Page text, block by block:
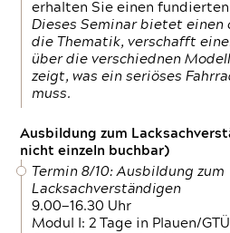
erhalten Sie einen
Dieses Seminar bietet
die Thematik, verschafft
über die verschiednen
zeigt, was ein seriöses
muss.
Ausbildung zum
nicht einzeln buchbar)
Termin 8/10: Ausbildung zum
Lacksachverständigen
9.00—16.30 Uhr
Modul I: 2 Tage in Plauen/